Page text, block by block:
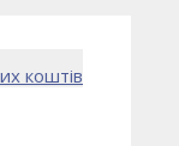
коштів